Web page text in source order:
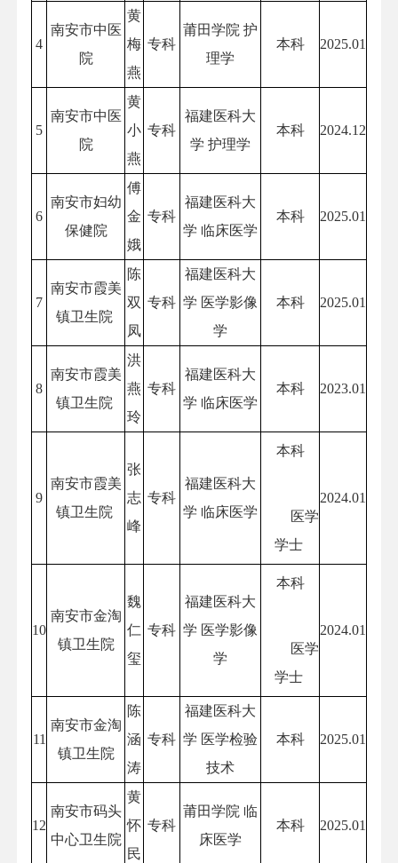
4
南安市中医
院
黄
梅
燕
专科
莆田学院 护
理学
本科 2025.01
5
南安市中医
院
黄
小
燕
专科
福建医科大
学 护理学
本科 2024.12
6
南安市妇幼
保健院
傅
金
娥
专科
福建医科大
学 临床医学
本科 2025.01
7
南安市霞美
镇卫生院
陈
双
凤
专科
福建医科大
学 医学影像
学
本科 2025.01
8
南安市霞美
镇卫生院
洪
燕
玲
专科
福建医科大
学 临床医学
本科 2023.01
9
南安市霞美
镇卫生院
张
志
峰
专科
福建医科大
学 临床医学
本科
医学
学士
2024.01
10
南安市金淘
镇卫生院
魏
仁
玺
专科
福建医科大
学 医学影像
学
本科
医学
学士
2024.01
11
南安市金淘
镇卫生院
陈
涵
涛
专科
福建医科大
学 医学检验
技术
本科 2025.01
12
南安市码头
中心卫生院
黄
怀
民
专科
莆田学院 临
床医学
本科 2025.01